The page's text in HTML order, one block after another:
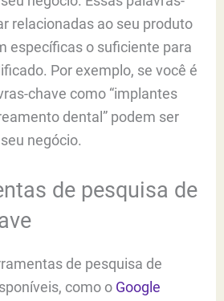
relacionadas ao seu produto
específicas o suficiente para
Por exemplo, se você é
chave como “implantes
dental” podem ser
negócio.
de pesquisa de
de pesquisa de
como o Google